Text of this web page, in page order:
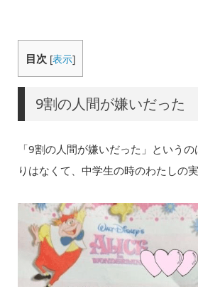
目次 [表示]
9割の人間が嫌いだった
「9割の人間が嫌いだった」という
りはなくて、中学生の時のわたしの